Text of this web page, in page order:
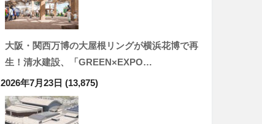
大阪・関西万博の大屋根リングが横浜花博で再
生！清水建設、「GREEN×EXPO…
2026年7月23日 (13,875)